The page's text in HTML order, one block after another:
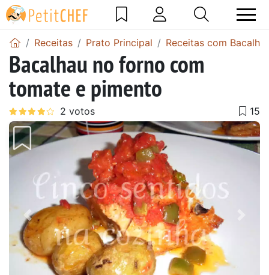
Receitas Prato Principal Receitas com
Bacalhau no forno com
tomate e pimento
Anterior